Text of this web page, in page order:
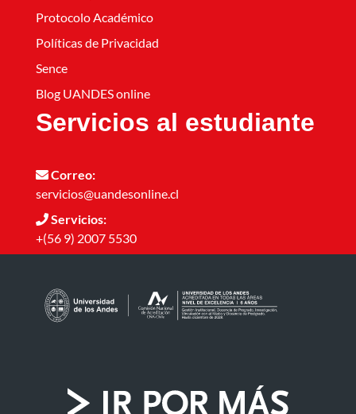
Protocolo Académico
Políticas de Privacidad
Sence
Blog UANDES online
Servicios al estudiante
Correo:
servicios@uandesonline.cl
Servicios:
+(56 9) 2007 5530